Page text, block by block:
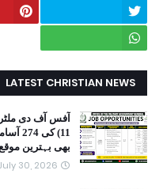
LATEST CHRISTIAN NEWS
11)
بھی بہترین
30, 2026